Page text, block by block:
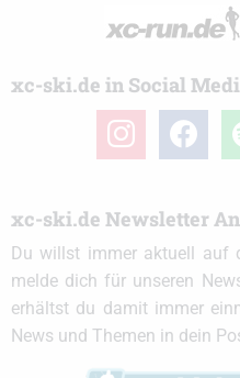
xc-ski.de in Social
instagramfacebook
xc-ski.de Newsletter
Du willst immer aktuell auf
melde dich für unseren
erhältst du damit immer
News und Themen in dein